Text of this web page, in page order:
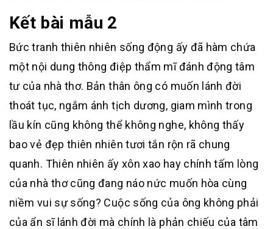
Kết bài mẫu 2
Bức tranh thiên nhiên sống động ấy đã hàm chứa
một nội dung thông điệp thẩm mĩ đánh động tâm
tư của nhà thơ. Bản thân ông có muốn lánh đời
thoát tục, ngắm ánh tịch dương, giam mình trong
lầu kín cũng không thể không nghe, không thấy
bao vẻ đẹp thiên nhiên tươi tắn rộn rã chung
quanh. Thiên nhiên ấy xôn xao hay chính tấm lòng
của nhà thơ cũng đang náo nức muốn hòa cùng
niềm vui sự sống? Cuộc sống của ông không phải
của ẩn sĩ lánh đời mà chính là phản chiếu của tâm